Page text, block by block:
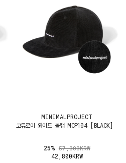
MINIMALPROJECT
코듀로이 와이드 볼캡 MCP104 [BLACK]
25% 57,000KRW
42,800KRW